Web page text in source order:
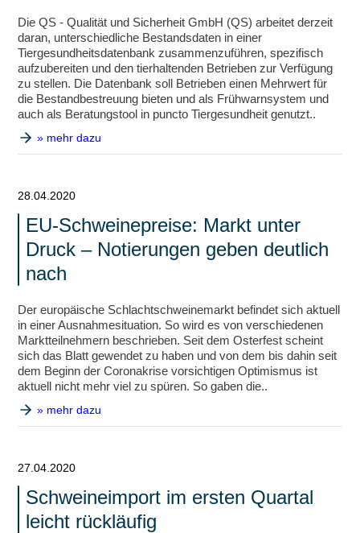
Die QS - Qualität und Sicherheit GmbH (QS) arbeitet derzeit
daran, unterschiedliche Bestandsdaten in einer
Tiergesundheitsdatenbank zusammenzuführen, spezifisch
aufzubereiten und den tierhaltenden Betrieben zur Verfügung
zu stellen. Die Datenbank soll Betrieben einen Mehrwert für
die Bestandbestreuung bieten und als Frühwarnsystem und
auch als Beratungstool in puncto Tiergesundheit genutzt..
» mehr dazu
28.04.2020
EU-Schweinepreise: Markt unter
Druck – Notierungen geben deutlich
nach
Der europäische Schlachtschweinemarkt befindet sich aktuell
in einer Ausnahmesituation. So wird es von verschiedenen
Marktteilnehmern beschrieben. Seit dem Osterfest scheint
sich das Blatt gewendet zu haben und von dem bis dahin seit
dem Beginn der Coronakrise vorsichtigen Optimismus ist
aktuell nicht mehr viel zu spüren. So gaben die..
» mehr dazu
27.04.2020
Schweineimport im ersten Quartal
leicht rückläufig